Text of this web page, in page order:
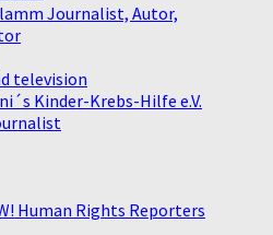
Journalist, Autor,
television
Kinder-Krebs-Hilfe e.V.
Human Rights Reporters